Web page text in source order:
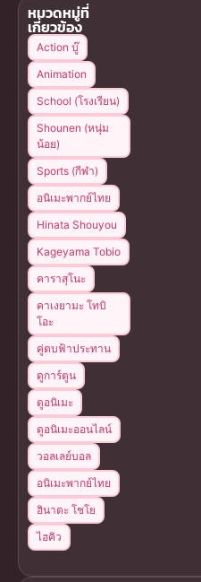
หมวดหมู่ที่
เกี่ยวข้อง
Action บู๊
Animation
School (โรงเรียน)
Shounen (หนุ่ม
น้อย)
Sports (กีฬา)
อนิเมะพากย์ไทย
Hinata Shouyou
Kageyama Tobio
คาราสุโนะ
คาเงยามะ โทบิ
โอะ
คู่ตบฟ้าประทาน
ดูการ์ตูน
ดูอนิเมะ
ดูอนิเมะออนไลน์
วอลเลย์บอล
อนิเมะพากย์ไทย
ฮินาตะ โชโย
ไฮคิว